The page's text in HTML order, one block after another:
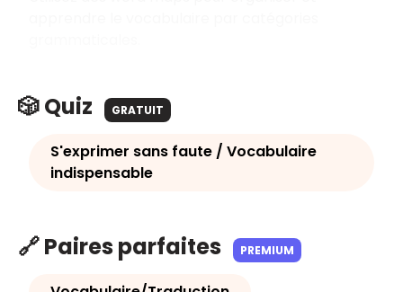
🎲 Quiz GRATUIT
S'exprimer sans faute / Vocabulaire
indispensable
🔗 Paires parfaites PREMIUM